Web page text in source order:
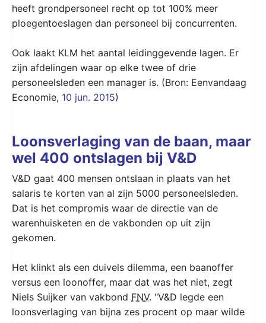
heeft grondpersoneel recht op tot 100% meer
ploegentoeslagen dan personeel bij concurrenten.
Ook laakt KLM het aantal leidinggevende lagen. Er
zijn afdelingen waar op elke twee of drie
personeelsleden een manager is. (Bron: Eenvandaag
Economie, 10 jun. 2015)
Loonsverlaging van de baan, maar
wel 400 ontslagen bij V&D
V&D gaat 400 mensen ontslaan in plaats van het
salaris te korten van al zijn 5000 personeelsleden.
Dat is het compromis waar de directie van de
warenhuisketen en de vakbonden op uit zijn
gekomen.
Het klinkt als een duivels dilemma, een baanoffer
versus een loonoffer, maar dat was het niet, zegt
Niels Suijker van vakbond FNV. "V&D legde een
loonsverlaging van bijna zes procent op maar wilde